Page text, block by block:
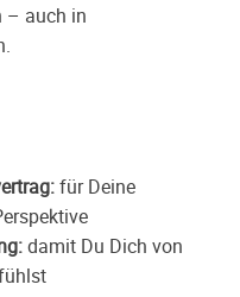
– auch in
für Deine
damit Du Dich von